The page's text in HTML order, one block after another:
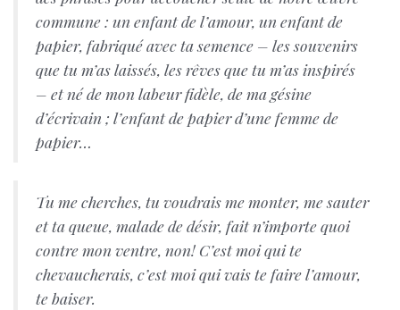
commune : un enfant de l’amour, un enfant de
papier, fabriqué avec ta semence – les souvenirs
que tu m’as laissés, les rêves que tu m’as inspirés
– et né de mon labeur fidèle, de ma gésine
d’écrivain ; l’enfant de papier d’une femme de
papier…
Tu me cherches, tu voudrais me monter, me sauter
et ta queue, malade de désir, fait n’importe quoi
contre mon ventre, non! C’est moi qui te
chevaucherais, c’est moi qui vais te faire l’amour,
te baiser.